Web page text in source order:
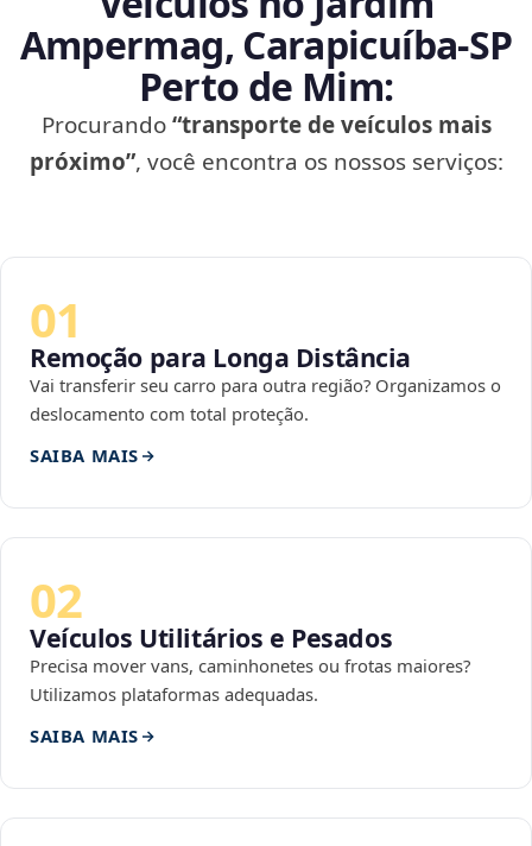
Ampermag, Carapicuíba‑SP
Perto de Mim:
Procurando“transporte de veículos mais
próximo”, você encontra os nossos serviços:
01
Remoção para Longa Distância
Vai transferir seu carro para outra região? Organizamos o
deslocamento com total proteção.
SAIBA MAIS
02
Veículos Utilitários e Pesados
Precisa mover vans, caminhonetes ou frotas maiores?
Utilizamos plataformas adequadas.
SAIBA MAIS